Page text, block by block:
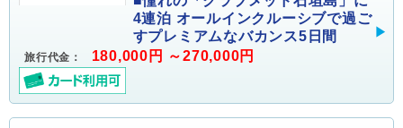
4連泊 オールインクルーシブで過ご
すプレミアムなバカンス5日間
旅行代金： 180,000円 ～270,000円